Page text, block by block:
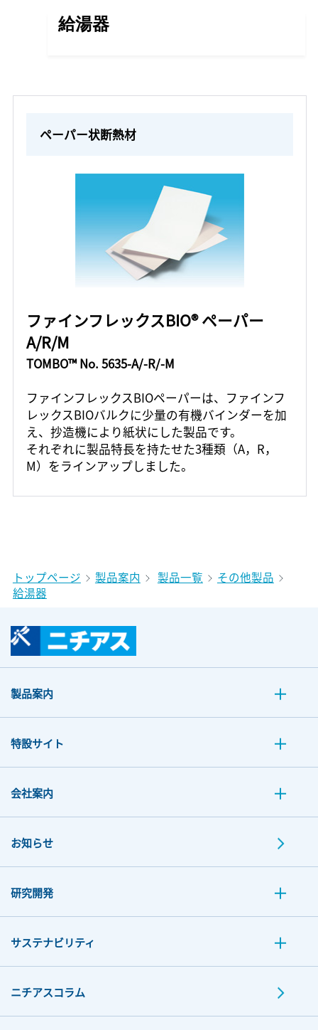
給湯器
ペーパー状断熱材
ファインフレックスBIO® ペーパー
A/R/M
TOMBO™ No. 5635-A/-R/-M
ファインフレックスBIOペーパーは、ファインフ
レックスBIOバルクに少量の有機バインダーを加
え、抄造機により紙状にした製品です。
それぞれに製品特長を持たせた3種類（A，R，
M）をラインアップしました。
トップページ 製品案内 製品一覧
その他製品
給湯器
製品案内
特設サイト
会社案内
お知らせ
研究開発
サステナビリティ
ニチアスコラム